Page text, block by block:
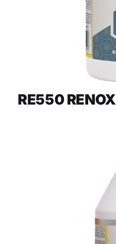
RE550 RENOX